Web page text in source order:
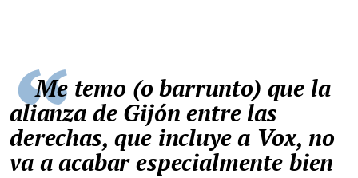
Me temo (o barrunto) que la
alianza de Gijón entre las
derechas, que incluye a Vox, no
va a acabar especialmente bien